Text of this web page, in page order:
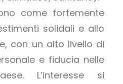
come fortemente
solidali e allo
con un alto livello di
e fiducia nelle
L’interesse si